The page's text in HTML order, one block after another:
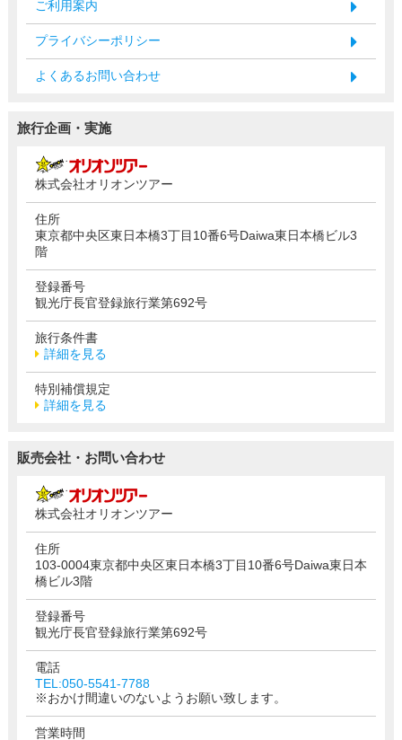
ご利用案内
プライバシーポリシー
よくあるお問い合わせ
旅行企画・実施
株式会社オリオンツアー
住所
東京都中央区東日本橋3丁目10番6号Daiwa東日本橋ビル3
階
登録番号
観光庁長官登録旅行業第692号
旅行条件書
詳細を見る
特別補償規定
詳細を見る
販売会社・お問い合わせ
株式会社オリオンツアー
住所
103-0004東京都中央区東日本橋3丁目10番6号Daiwa東日本
橋ビル3階
登録番号
観光庁長官登録旅行業第692号
電話
TEL:050-5541-7788
※おかけ間違いのないようお願い致します。
営業時間